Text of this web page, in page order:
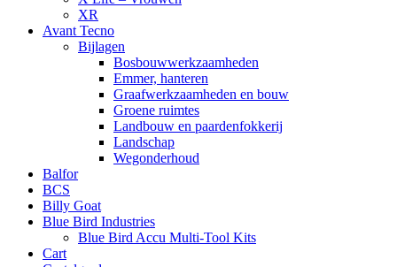
XR
Avant Tecno
Bijlagen
Bosbouwwerkzaamheden
Emmer, hanteren
Graafwerkzaamheden en bouw
Groene ruimtes
Landbouw en paardenfokkerij
Landschap
Wegonderhoud
Balfor
BCS
Billy Goat
Blue Bird Industries
Blue Bird Accu Multi-Tool Kits
Cart